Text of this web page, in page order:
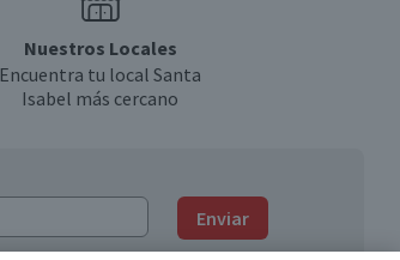
Nuestros Locales
Encuentra tu local Santa
Isabel más cercano
Enviar